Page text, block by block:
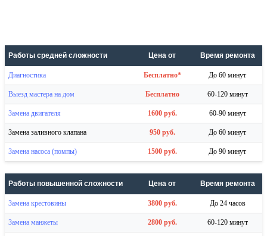
Работы средней сложности Цена от Время ремонта
Диагностика Бесплатно* До 60 минут
Выезд мастера на дом Бесплатно 60-120 минут
Замена двигателя 1600 руб. 60-90 минут
Замена заливного клапана 950 руб. До 60 минут
Замена насоса (помпы) 1500 руб. До 90 минут
Работы повышенной сложности Цена от Время ремонта
Замена крестовины 3800 руб. До 24 часов
Замена манжеты 2800 руб. 60-120 минут